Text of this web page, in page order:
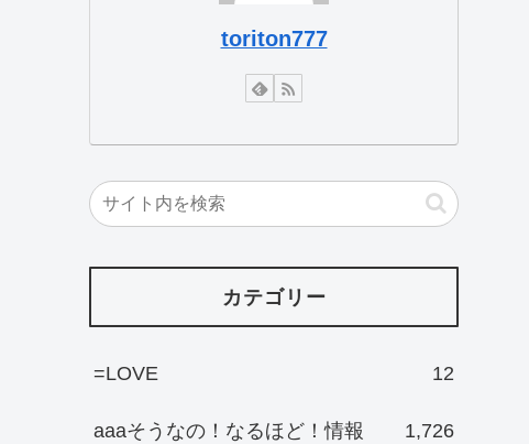
toriton777
カテゴリー
=LOVE 12
aaaそうなの！なるほど！情報 1,726